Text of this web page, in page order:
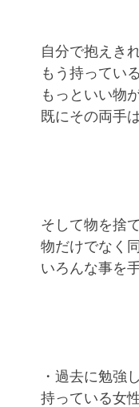
自分で抱えき
もう持ってい
もっといい物
既にその両手
そして物を捨
物だけでなく
いろんな事を
・過去に勉強
持っている女